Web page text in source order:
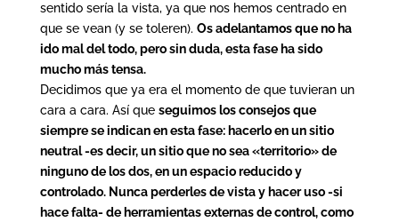
sentido sería la vista, ya que nos hemos centrado en
que se vean (y se toleren). Os adelantamos que no ha
ido mal del todo, pero sin duda, esta fase ha sido
mucho más tensa.
Decidimos que ya era el momento de que tuvieran un
cara a cara. Así que seguimos los consejos que
siempre se indican en esta fase: hacerlo en un sitio
neutral -es decir, un sitio que no sea «territorio» de
ninguno de los dos, en un espacio reducido y
controlado. Nunca perderles de vista y hacer uso -si
hace falta- de herramientas externas de control, como